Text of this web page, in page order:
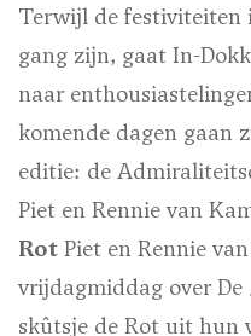
Terwijl de festiviteiten
gang zijn, gaat In-
naar
komende dagen gaan
editie: de
Piet en Rennie van
Rot Piet en Rennie
vrijdagmiddag over
skûtsje de Rot uit hun